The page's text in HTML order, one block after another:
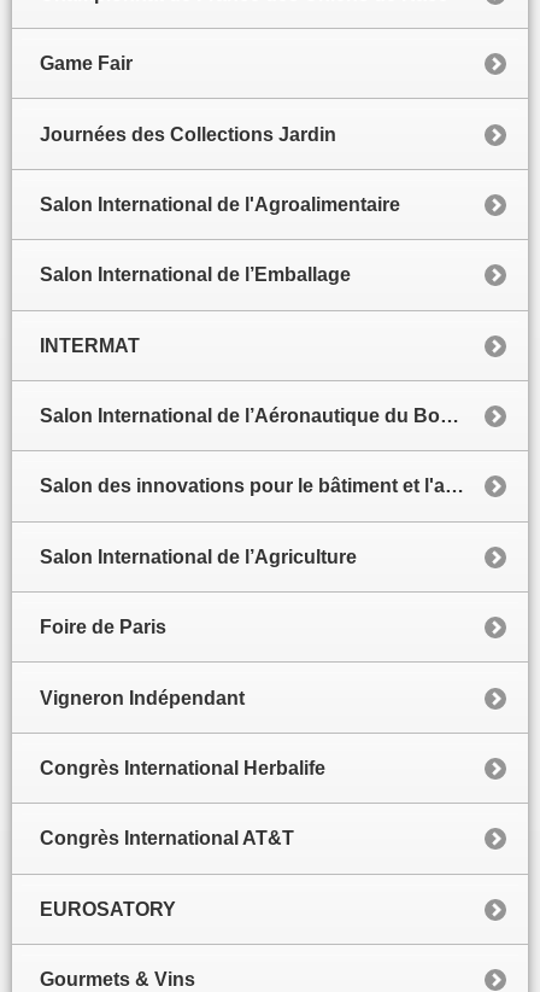
Game Fair
Journées des Collections Jardin
Salon International de l'Agroalimentaire
Salon International de l’Emballage
INTERMAT
Salon International de l’Aéronautique du Bourget
Salon des innovations pour le bâtiment et l'architecture
Salon International de l’Agriculture
Foire de Paris
Vigneron Indépendant
Congrès International Herbalife
Congrès International AT&T
EUROSATORY
Gourmets & Vins